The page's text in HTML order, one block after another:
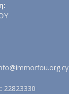
22823330